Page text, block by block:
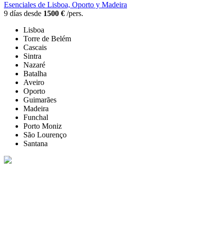
Esenciales de Lisboa, Oporto y Madeira
9 días desde 1500 € /pers.
Lisboa
Torre de Belém
Cascais
Sintra
Nazaré
Batalha
Aveiro
Oporto
Guimarães
Madeira
Funchal
Porto Moniz
São Lourenço
Santana